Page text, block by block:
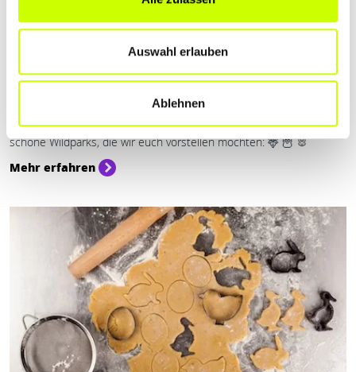
Auswahl erlauben
Ablehnen
Sport & Freizeit
REH, FUCHS UND HASE – WILDPARKS …
für Familien ein tolles Erlebnis. Im Saarland gibt es einige sehr
schöne Wildparks, die wir euch vorstellen möchten: 🦌 🦉 🐰
Mehr erfahren